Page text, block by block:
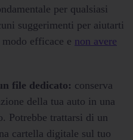
per qualsiasi
suggerimenti per aiutarti
efficace e non avere
file dedicato: conserva
della tua auto in una
Potrebbe trattarsi di un
cartella digitale sul tuo